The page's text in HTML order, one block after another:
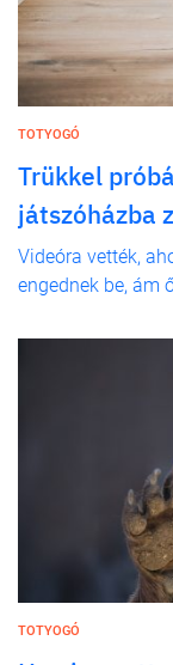
TOTYOGÓ
Trükkel
játszóházba
Videóra vették,
engednek be, ám
TOTYOGÓ